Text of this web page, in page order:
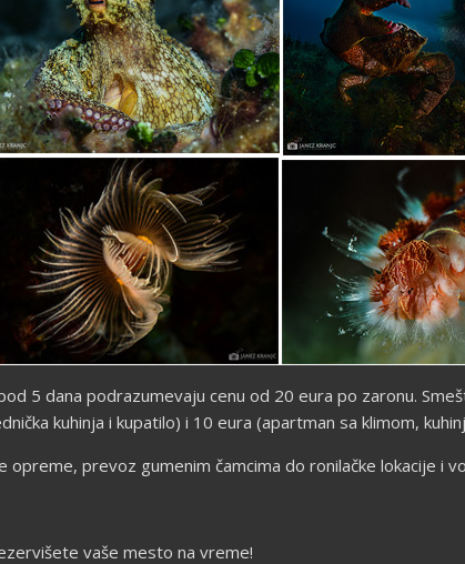
5 dana podrazumevaju cenu od 20 eura po zaronu.
kuhinja i kupatilo) i 10 eura (apartman sa klimom,
opreme, prevoz gumenim čamcima do ronilačke lokacije i
vaše mesto na vreme!